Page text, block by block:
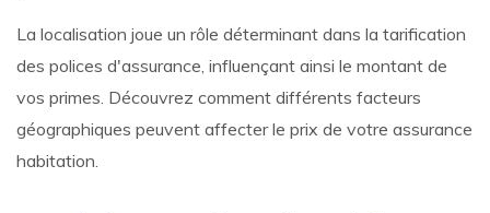
La localisation joue un rôle déterminant dans la tarification
des polices d'assurance, influençant ainsi le montant de
vos primes. Découvrez comment différents facteurs
géographiques peuvent affecter le prix de votre assurance
habitation.